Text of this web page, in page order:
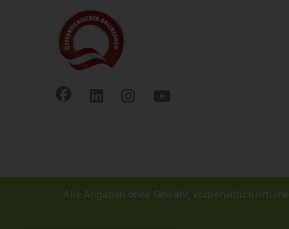
Alle Angaben ohne Gewähr, vorbehaltlich